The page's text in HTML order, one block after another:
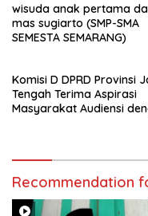
wisuda anak pertama
mas sugiarto (SMP-SMA
SEMESTA SEMARANG)
Komisi D DPRD Provinsi
Tengah Terima Aspirasi
Masyarakat Audiensi
Recommendation